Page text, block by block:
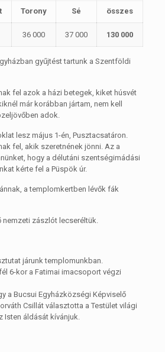
Torony Sé összes
36 000 37 000 130 000
gyűjtést tartunk a Szentföldi
fel azok a házi betegek, kiket húsvét
már korábban jártam, nem kell
adok.
lesz május 1-én, Pusztacsatáron.
fel, akik szeretnének jönni. Az a
hogy a délutáni szentségimádási
kérte fel a Püspök úr.
a templomkertben lévők fák
nemzeti zászlót lecseréltük.
járunk templomunkban.
6-kor a Fatimai imacsoport végzi
a Bucsui Egyházközségi Képviselő
Csillát választotta a Testület világi
Isten áldását kívánjuk.